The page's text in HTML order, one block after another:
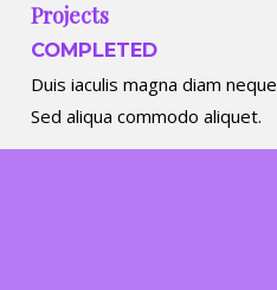
Projects
COMPLETED
Duis iaculis magna diam neque
Sed aliqua commodo aliquet.